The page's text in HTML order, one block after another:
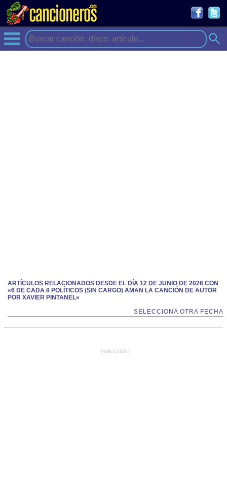
ARTÍCULOS RELACIONADOS DESDE EL DÍA 12 DE JUNIO DE 2026 CON
«6 DE CADA 8 POLÍTICOS (SIN CARGO) AMAN LA CANCIÓN DE AUTOR
POR XAVIER PINTANEL»
SELECCIONA OTRA FECHA
PUBLICIDAD